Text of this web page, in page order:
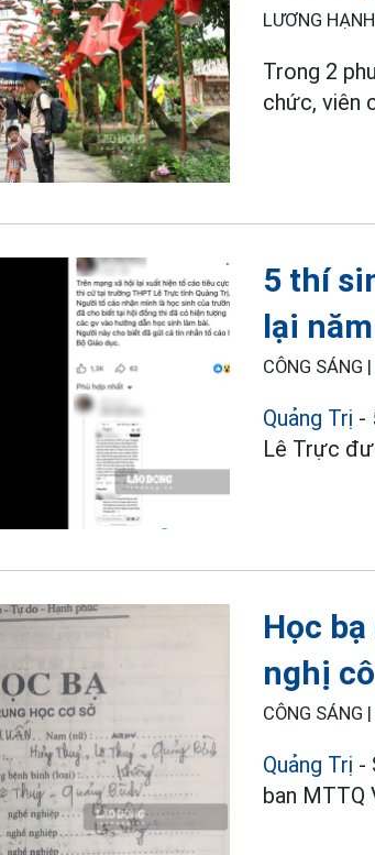
LƯƠNG
Trong 2
chức, viên
5 thí
lại
CÔNG SÁNG |
Quảng Trị -
Lê Trực
Học
nghị
CÔNG SÁNG |
Quảng Trị -
ban MTTQ